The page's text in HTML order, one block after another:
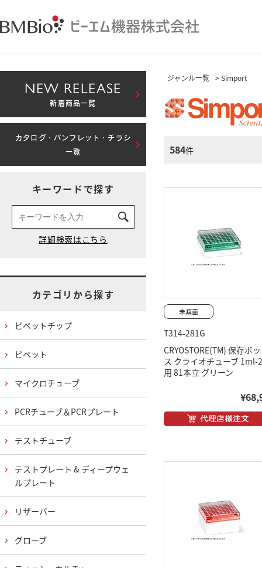
ジャンル一覧 > Simport
584件
T314-281G
CRYOSTORE(TM) 保存ボ
ス クライオチューブ 1ml-
用 81本立 グリーン
NEW RELEASE
新着商品一覧
カタログ・パンフレット・チラシ
一覧
キーワードで探す
カテゴリから探す
ピペットチップ
ピペット
マイクロチューブ
PCRチューブ＆PCRプレート
テストチューブ
テストプレート & ディープウェ
ルプレート
リザーバー
グローブ